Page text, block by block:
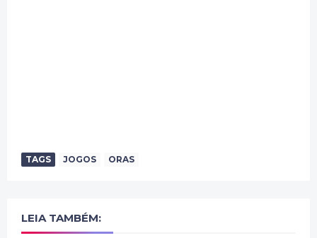
TAGS JOGOS ORAS
LEIA TAMBÉM: